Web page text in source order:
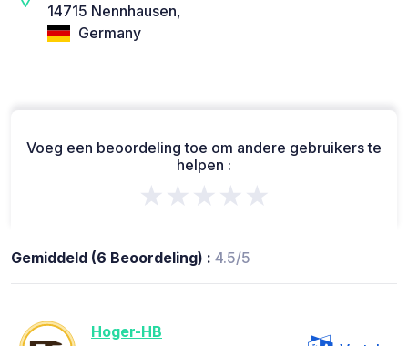
14715 Nennhausen,
Germany
Voeg een beoordeling toe om andere gebruikers te
helpen :
★★★★★
Gemiddeld (6 Beoordeling) : 4.5/5
Hoger-HB